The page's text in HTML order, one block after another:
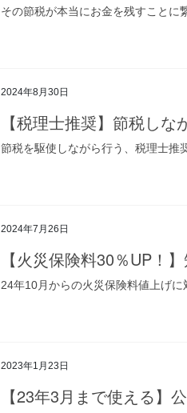
その節税が本当にお金を残すことに
2024年8月30日
【税理士推奨】節税し
節税を駆使しながら行う、税理士推
2024年7月26日
【火災保険料30％UP！
24年10月からの火災保険料値上げに
2023年1月23日
【23年3月まで使える】